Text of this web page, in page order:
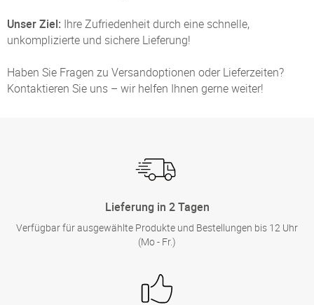
Unser Ziel: Ihre Zufriedenheit durch eine schnelle,
unkomplizierte und sichere Lieferung!
Haben Sie Fragen zu Versandoptionen oder Lieferzeiten?
Kontaktieren Sie uns – wir helfen Ihnen gerne weiter!
Lieferung in 2 Tagen
Verfügbar für ausgewählte Produkte und Bestellungen bis 12 Uhr
(Mo - Fr.)